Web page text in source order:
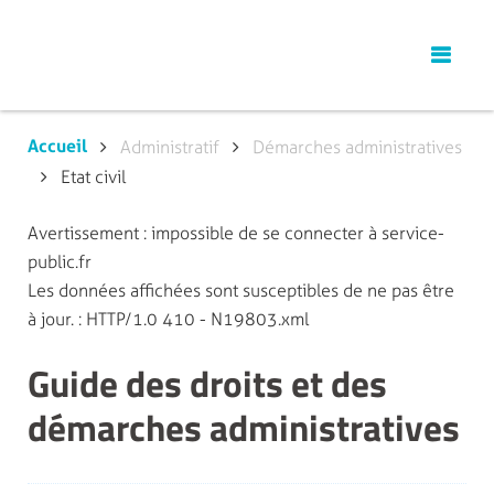
Accueil Administratif
Démarches administratives
Etat civil
Avertissement : impossible de se connecter à service-
public.fr
Les données affichées sont susceptibles de ne pas être
à jour. : HTTP/1.0 410 - N19803.xml
Guide des droits et des
démarches administratives